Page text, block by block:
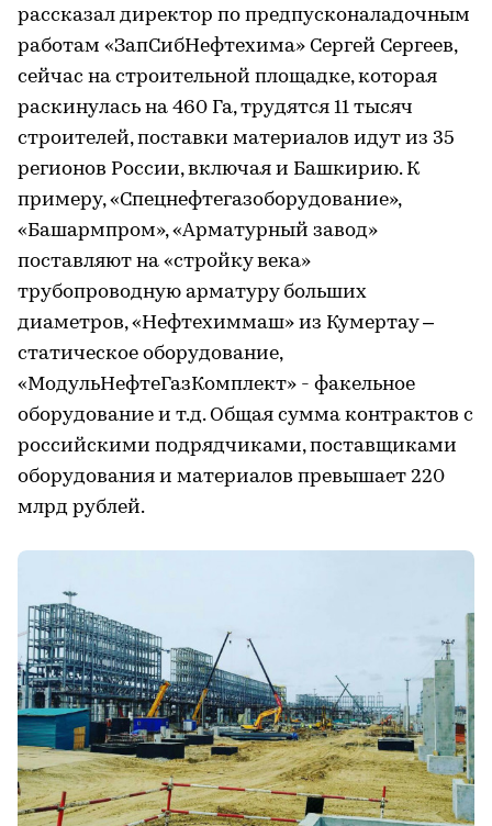
рассказал директор по предпусконаладочным
работам «ЗапСибНефтехима» Сергей Сергеев,
сейчас на строительной площадке, которая
раскинулась на 460 Га, трудятся 11 тысяч
строителей, поставки материалов идут из 35
регионов России, включая и Башкирию. К
примеру, «Спецнефтегазоборудование»,
«Башармпром», «Арматурный завод»
поставляют на «стройку века»
трубопроводную арматуру больших
диаметров, «Нефтехиммаш» из Кумертау –
статическое оборудование,
«МодульНефтеГазКомплект» - факельное
оборудование и т.д. Общая сумма контрактов с
российскими подрядчиками, поставщиками
оборудования и материалов превышает 220
млрд рублей.